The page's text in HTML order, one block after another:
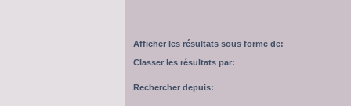
Afficher les résultats sous forme de:
Classer les résultats par:
Rechercher depuis: